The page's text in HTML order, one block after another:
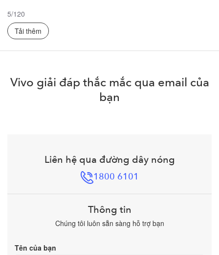
Tải thêm
5/120
Vivo giải đáp thắc mắc qua email của
bạn
Liên hệ qua đường dây nóng
1800 6101
Thông tin
Chúng tôi luôn sẵn sàng hỗ trợ bạn
Tên của bạn